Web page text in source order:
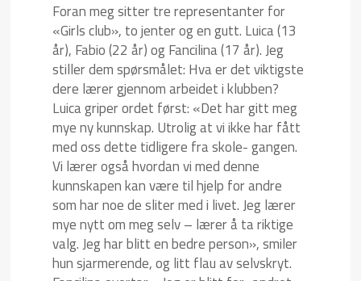
Foran meg sitter tre representanter for
«Girls club», to jenter og en gutt. Luica (13
år), Fabio (22 år) og Fancilina (17 år). Jeg
stiller dem spørsmålet: Hva er det viktigste
dere lærer gjennom arbeidet i klubben?
Luica griper ordet først: «Det har gitt meg
mye ny kunnskap. Utrolig at vi ikke har fått
med oss dette tidligere fra skole- gangen.
Vi lærer også hvordan vi med denne
kunnskapen kan være til hjelp for andre
som har noe de sliter med i livet. Jeg lærer
mye nytt om meg selv – lærer å ta riktige
valg. Jeg har blitt en bedre person», smiler
hun sjarmerende, og litt flau av selvskryt.